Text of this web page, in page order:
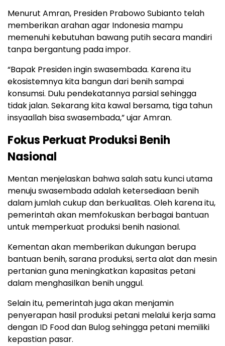
Menurut Amran, Presiden Prabowo Subianto telah
memberikan arahan agar Indonesia mampu
memenuhi kebutuhan bawang putih secara mandiri
tanpa bergantung pada impor.
“Bapak Presiden ingin swasembada. Karena itu
ekosistemnya kita bangun dari benih sampai
konsumsi. Dulu pendekatannya parsial sehingga
tidak jalan. Sekarang kita kawal bersama, tiga tahun
insyaallah bisa swasembada,” ujar Amran.
Fokus Perkuat Produksi Benih
Nasional
Mentan menjelaskan bahwa salah satu kunci utama
menuju swasembada adalah ketersediaan benih
dalam jumlah cukup dan berkualitas. Oleh karena itu,
pemerintah akan memfokuskan berbagai bantuan
untuk memperkuat produksi benih nasional.
Kementan akan memberikan dukungan berupa
bantuan benih, sarana produksi, serta alat dan mesin
pertanian guna meningkatkan kapasitas petani
dalam menghasilkan benih unggul.
Selain itu, pemerintah juga akan menjamin
penyerapan hasil produksi petani melalui kerja sama
dengan ID Food dan Bulog sehingga petani memiliki
kepastian pasar.